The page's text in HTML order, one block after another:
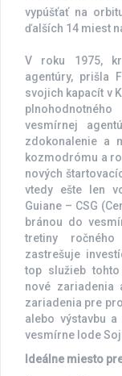
vypúšťať na
ďalších 14 miest
V roku 1975,
agentúry, prišla
svojich kapacít v
vesmírnej
zdokonalenie a
kozmodrómu a
nových
vtedy ešte len
Guiane – CSG
bránou do
tretiny
zastrešuje
top služieb
nové zariadenia
zariadenia pre
alebo výstavbu
vesmírne lode
Ideálne miesto